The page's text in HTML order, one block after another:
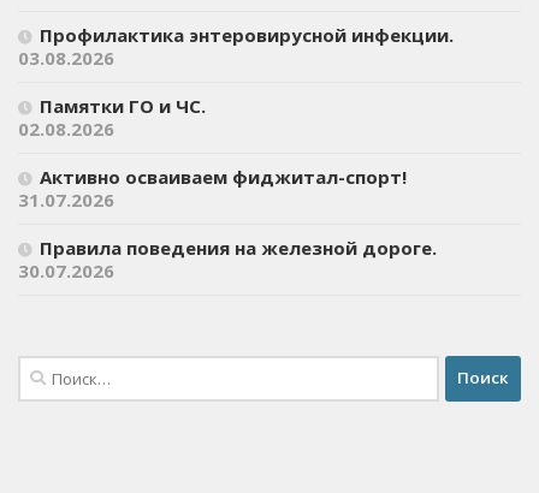
Профилактика энтеровирусной инфекции.
03.08.2026
Памятки ГО и ЧС.
02.08.2026
Активно осваиваем фиджитал-спорт!
31.07.2026
Правила поведения на железной дороге.
30.07.2026
Найти: